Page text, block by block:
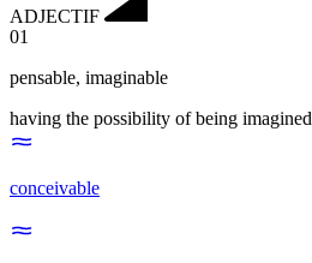
ADJECTIF
01
pensable, imaginable
having the possibility of being imagined
conceivable